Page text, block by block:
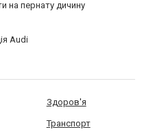
на пернату дичину
Audi
Здоров'я
Транспорт